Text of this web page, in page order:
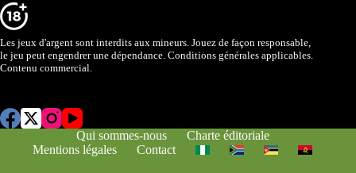
Les jeux d'argent sont interdits aux mineurs. Jouez de façon responsable,
le jeu peut engendrer une dépendance. Conditions générales applicables.
Contenu commercial.
Qui sommes-nous
Charte éditoriale
Mentions légales
Contact